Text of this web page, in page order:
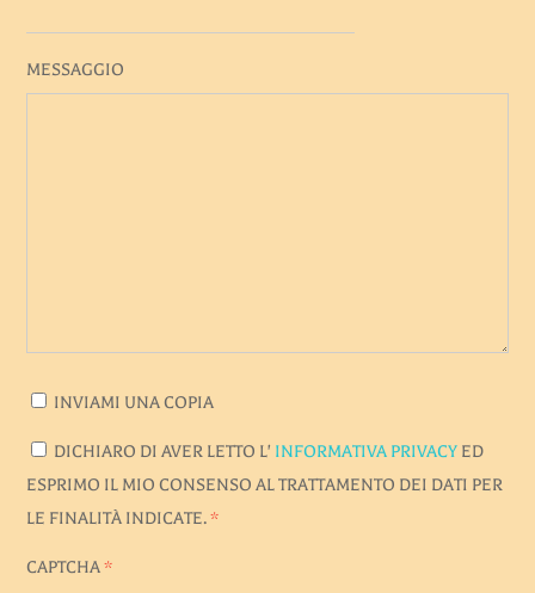
MESSAGGIO
INVIAMI UNA COPIA
DICHIARO DI AVER LETTO L' INFORMATIVA PRIVACY ED
ESPRIMO IL MIO CONSENSO AL TRATTAMENTO DEI DATI PER
LE FINALITÀ INDICATE. *
CAPTCHA *